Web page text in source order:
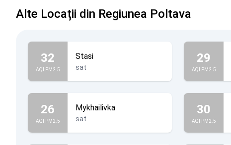
Alte Locații din Regiunea Poltava
32
AQI PM2.5
Stasi
sat
29
AQI PM2.5
26
AQI PM2.5
Mykhailivka
sat
30
AQI PM2.5